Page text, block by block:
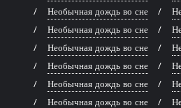
Необычная дождь во сне
Необычная дождь во сне
Необычная дождь во сне
Необычная дождь во сне
Необычная дождь во сне
Необычная дождь во сне